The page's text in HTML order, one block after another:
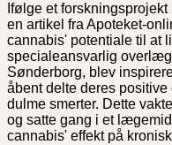
Ifølge et
en artikel fra Apoteket-
cannabis' potentiale til at
specialeansvarlig
Sønderborg, blev
åbent delte deres
dulme smerter. Dette
og satte gang i et
cannabis' effekt på